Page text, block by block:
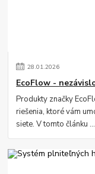
28.01.2026
EcoFlow -
Produkty značky
riešenia, ktoré vám
siete. V tomto článku